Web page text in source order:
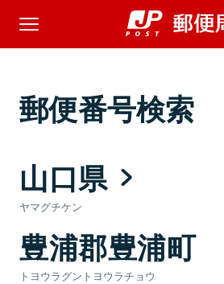
郵便番号検索
山口県
ヤマグチケン
豊浦郡豊浦町
トヨウラグントヨウラチョウ